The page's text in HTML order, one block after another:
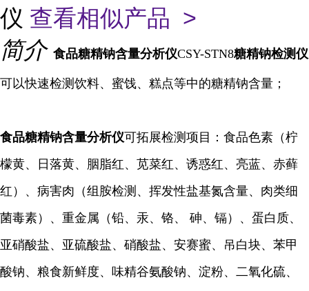
仪 查看相似产品 >
简介 食品糖精钠含量分析仪CSY-STN8糖精钠检测仪
可以快速检测饮料、蜜饯、糕点等中的糖精钠含量；
食品糖精钠含量分析仪可拓展检测项目：食品色素（柠
檬黄、日落黄、胭脂红、苋菜红、诱惑红、亮蓝、赤藓
红）、病害肉（组胺检测、挥发性盐基氮含量、肉类细
菌毒素）、重金属（铅、汞、铬、 砷、镉）、蛋白质、
亚硝酸盐、亚硫酸盐、硝酸盐、安赛蜜、吊白块、苯甲
酸钠、粮食新鲜度、味精谷氨酸钠、淀粉、二氧化硫、